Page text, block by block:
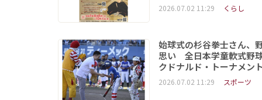
2026.07.02 11:29 くらし
始球式の杉谷拳士さん、
思い 全日本学童軟式野
クドナルド・トーナメン
2026.07.02 11:29 スポーツ